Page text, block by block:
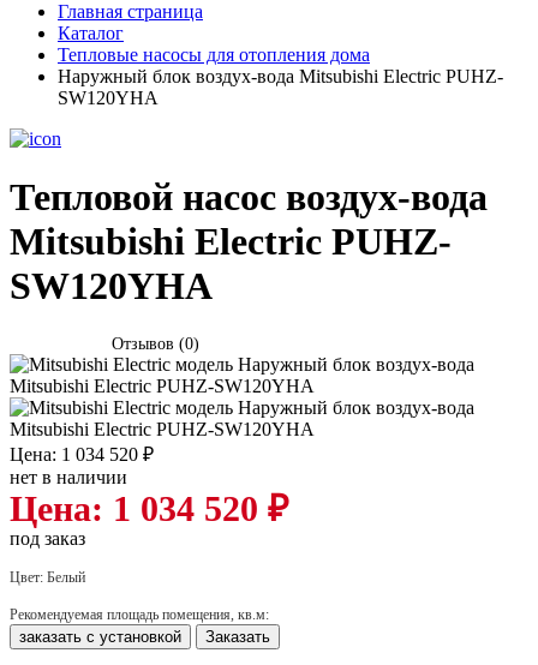
Главная страница
Каталог
Тепловые насосы для отопления дома
Наружный блок воздух-вода Mitsubishi Electric PUHZ-
SW120YHA
Тепловой насос воздух-вода
Mitsubishi Electric PUHZ-
SW120YHA
Отзывов (0)
Цена: 1 034 520 ₽
нет в наличии
Цена: 1 034 520 ₽
под заказ
Цвет: Белый
Рекомендуемая площадь помещения, кв.м:
заказать с установкой Заказать